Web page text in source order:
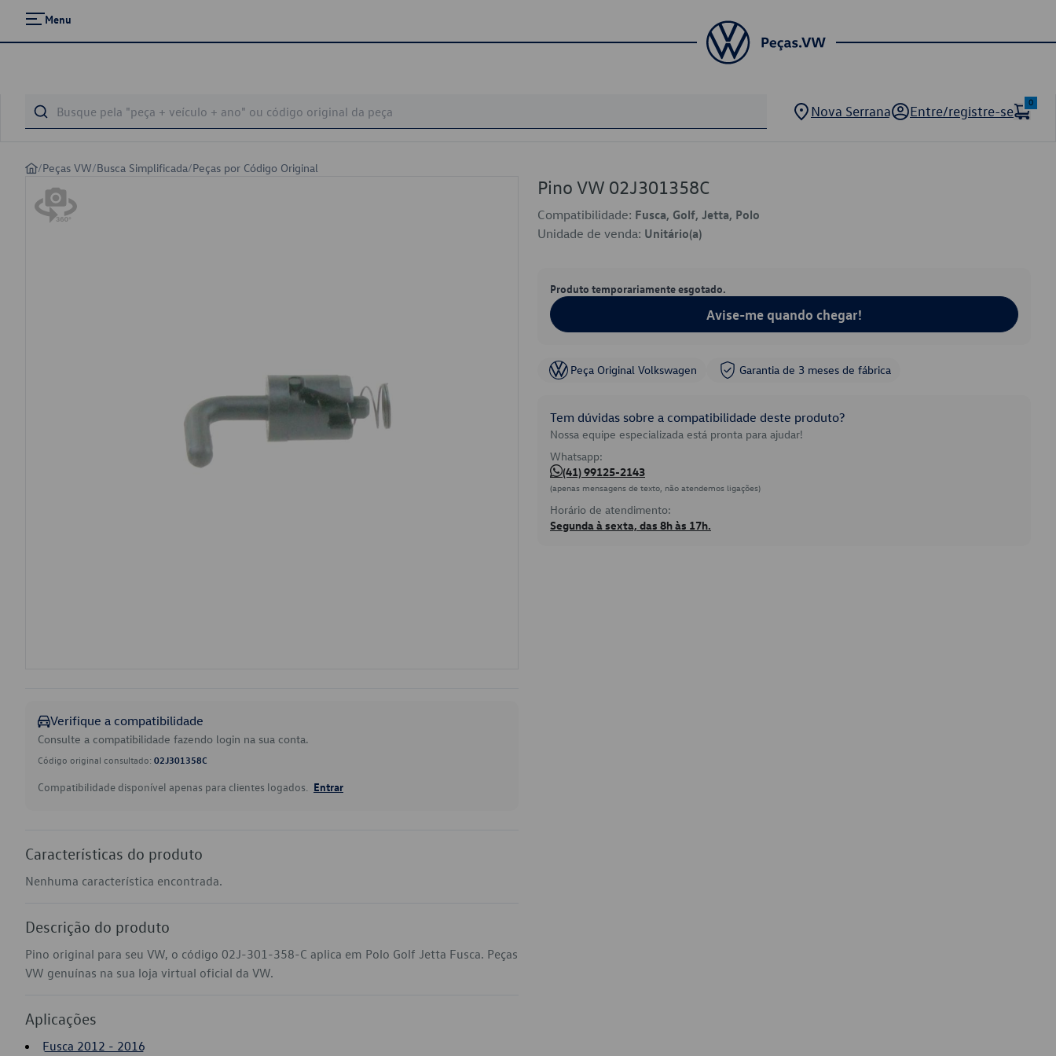
Menu
Nova Serrana Entre/registre-se
0
/Peças VW/Busca Simplificada/Peças por Código Original
Verifique a compatibilidade
Consulte a compatibilidade fazendo login na sua conta.
Código original consultado: 02J301358C
Compatibilidade disponível apenas para clientes logados. Entrar
Características do produto
Nenhuma característica encontrada.
Descrição do produto
Pino original para seu VW, o código 02J-301-358-C aplica em Polo Golf Jetta Fusca. Peças
VW genuínas na sua loja virtual oficial da VW.
Aplicações
Fusca 2012 - 2016
Pino VW 02J301358C
Compatibilidade: Fusca, Golf, Jetta, Polo
Unidade de venda: Unitário(a)
Produto temporariamente esgotado.
Avise-me quando chegar!
Peça Original Volkswagen Garantia de 3 meses de fábrica
Tem dúvidas sobre a compatibilidade deste produto?
Nossa equipe especializada está pronta para ajudar!
Whatsapp:
(41) 99125-2143
(apenas mensagens de texto, não atendemos ligações)
Horário de atendimento:
Segunda à sexta, das 8h às 17h.